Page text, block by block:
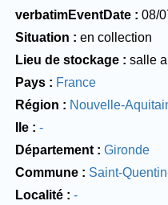
verbatimEventDate
08/
Situation
en collection
Lieu de stockage
salle
Pays
France
Région
Nouvelle-
Ile
-
Département
Gironde
Commune
Saint-
Localité
-